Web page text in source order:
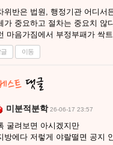
위반은 법원, 행정기관 어디서
가 중요하고 절차는 중요치 않
마음가짐에서 부정부패가 싹
이동
미분적분학 26-06-17 23:57
굴려보면 아시겠지만
방에다 저렇게 야랄떨면 공지